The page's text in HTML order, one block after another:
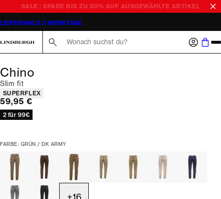
SALE | SPARE BIS ZU 50% AUF AUSGEWÄHLTE ARTIKEL
LIEFERUNG 2-3 WERKTAGE
Chino
Slim fit
Produkteigenschaften
SUPERFLEX
Preis
59,95 €
2 für 99€
FARBE: GRÜN / DK ARMY